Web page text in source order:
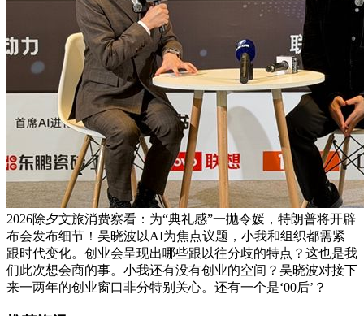
2026除夕文旅消费察看：为“典礼感”一抛令媛，特朗普将开辟
布会发布细节！吴晓波以AI为焦点议题，小我和组织都需紧
跟时代变化。创业会呈现出哪些跟以往分歧的特点？这也是我
们此次想会商的事。小我还有没有创业的空间？吴晓波对接下
来一两年的创业窗口非分特别关心。还有一个是‘00后’？